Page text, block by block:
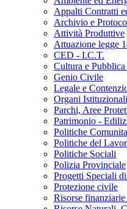
Appalti Contratti
Archivio e
Attività Produttive
Attuazione legge
CED - I.C.T.
Cultura e
Genio Civile
Legale e
Organi Istituzionali
Parchi, Aree
Patrimonio -
Politiche
Politiche del
Politiche Sociali
Polizia Provinciale
Progetti Speciali
Protezione civile
Risorse